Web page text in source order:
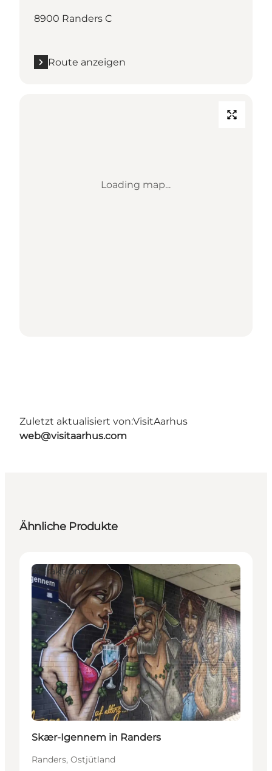
8900 Randers C
Route anzeigen
Loading map...
Zuletzt aktualisiert von:VisitAarhus
web@visitaarhus.com
Ähnliche Produkte
Attraktionen
Skær-Igennem in Randers
Randers, Ostjütland